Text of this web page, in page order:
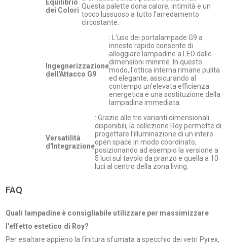
Equilibrio
dei Colori Questa palette dona calore, intimità e un
tocco lussuoso a tutto l'arredamento
circostante.
Ingegnerizzazione
dell'Attacco G9
: L'uso dei portalampade G9 a
innesto rapido consente di
alloggiare lampadine a LED dalle
dimensioni minime. In questo
modo, l'ottica interna rimane pulita
ed elegante, assicurando al
contempo un'elevata efficienza
energetica e una sostituzione della
lampadina immediata.
Versatilità
d'Integrazione
: Grazie alle tre varianti dimensionali
disponibili, la collezione Roy permette di
progettare l'illuminazione di un intero
open space in modo coordinato,
posizionando ad esempio la versione a
5 luci sul tavolo da pranzo e quella a 10
luci al centro della zona living.
FAQ
Quali lampadine è consigliabile utilizzare per massimizzare
l'effetto estetico di Roy?
Per esaltare appieno la finitura sfumata a specchio dei vetri Pyrex,